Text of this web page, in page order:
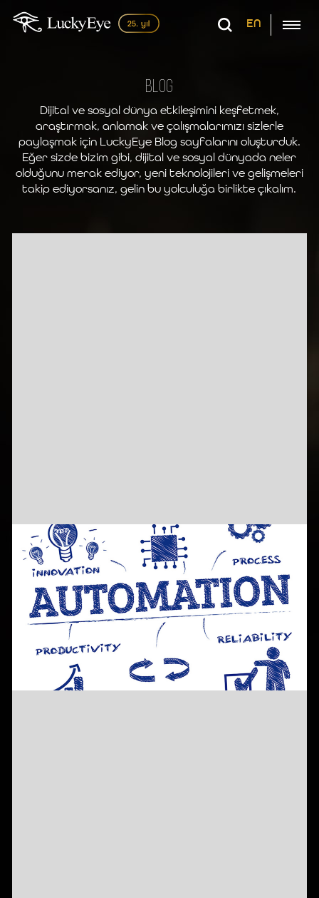
EN
Blog
Dijital ve sosyal dünya etkileşimini keşfetmek,
araştırmak, anlamak ve çalışmalarımızı sizlerle
paylaşmak için LuckyEye Blog sayfalarını oluşturduk.
Eğer sizde bizim gibi, dijital ve sosyal dünyada neler
olduğunu merak ediyor, yeni teknolojileri ve gelişmeleri
takip ediyorsanız, gelin bu yolculuğa birlikte çıkalım.